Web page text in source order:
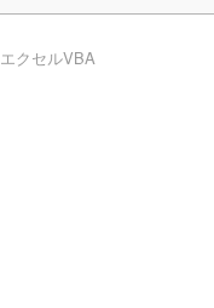
エクセルVBA